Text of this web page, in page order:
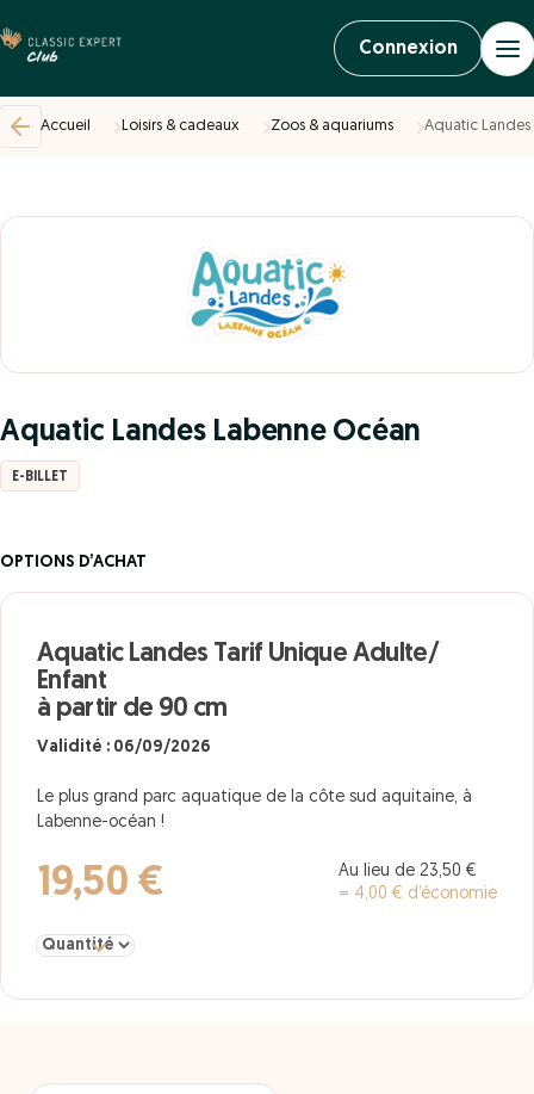
Connexion
Accueil Loisirs & cadeaux Zoos & aquariums Aquatic Landes
Aquatic Landes Labenne Océan
E-BILLET
OPTIONS D’ACHAT
Aquatic Landes Tarif Unique Adulte/
Enfant
à partir de 90 cm
Validité : 06/09/2026
Le plus grand parc aquatique de la côte sud aquitaine, à
Labenne-océan !
19,50 €
Au lieu de 23,50 €
= 4,00 € d’économie
Sélectionner la quantité pour Aquatic Landes Tarif Unique